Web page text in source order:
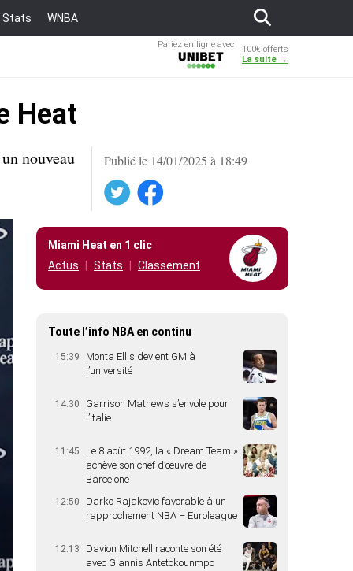
Stats WNBA
Pariez en ligne avec
100€ offerts
La suite →
Heat
Publié le 14/01/2025 à 18:49
Facebook
nouveau
Miami Heat en 1 clic
Actus
Stats Classement
Toute l’info NBA en continu
15:39
Monta Ellis devient GM à
l’université
14:30
Garrison Mathews s’envole pour
l’Italie
11:45
Le 8 août 1992, la « Dream Team »
achève son chef d’œuvre de
Barcelone
12:50
Darko Rajakovic favorable à un
rapprochement NBA – Euroleague
12:13
Davion Mitchell raconte son été
avec Giannis Antetokounmpo